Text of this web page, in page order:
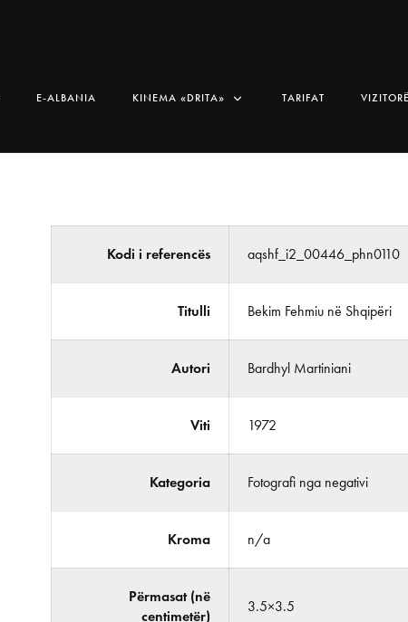
E-ALBANIA KINEMA «DRITA» TARIFAT VIZITORË
Kodi i referencës aqshf_i2_00446_phn0110
Titulli Bekim Fehmiu në Shqipëri
Autori Bardhyl Martiniani
Viti 1972
Kategoria Fotografi nga negativi
Kroma n/a
Përmasat (në
centimetër)
3.5×3.5